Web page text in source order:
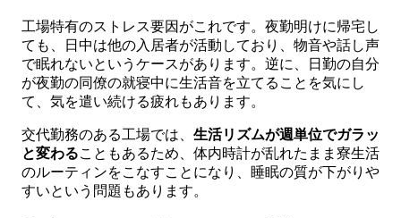
工場特有のストレス要因がこれです。夜勤明けに帰宅し
ても、日中は他の入居者が活動しており、物音や話し声
で眠れないというケースがあります。逆に、日勤の自分
が夜勤の同僚の就寝中に生活音を立てることを気にし
て、気を遣い続ける疲れもあります。
交代勤務のある工場では、 生活リズムが週単位でガラッ
と変わることもあるため、体内時計が乱れたまま寮生活
のルーティンをこなすことになり、睡眠の質が下がりや
すいという問題もあります。